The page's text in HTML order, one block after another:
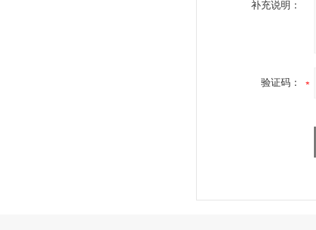
补充说明：
验证码：